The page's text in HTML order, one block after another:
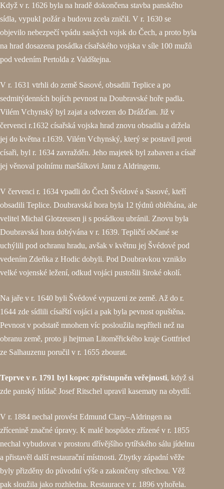
Když v r. 1626 byla na hradě dokončena stavba panského
sídla, vypukl požár a budovu zcela zničil. V r. 1630 se
objevilo nebezpečí vpádu saských vojsk do Čech, a proto byla
na hrad dosazena posádka císařského vojska v síle 100 mužů
pod vedením Pertolda z Valdštejna.
V r. 1631 vtrhli do země Sasové, obsadili Teplice a po
sedmitýdenních bojích pevnost na Doubravské hoře padla.
Vilém Vchynský byl zajat a odvezen do Drážďan. Již v
červenci r.1632 císařská vojska hrad znovu obsadila a držela
jej do května r.1639. Vilém Vchynský, který se postavil proti
císaři, byl r. 1634 zavražděn. Jeho majetek byl zabaven a císař
jej věnoval polnímu maršálkovi Janu z Aldringenu.
V červenci r. 1634 vpadli do Čech Švédové a Sasové, kteří
obsadili Teplice. Doubravská hora byla 12 týdnů obléhána, ale
velitel Michal Glotzeusen ji s posádkou ubránil. Znovu byla
Doubravská hora dobývána v r. 1639. Tepličtí občané se
uchýlili pod ochranu hradu, avšak v květnu jej Švédové pod
vedením Zdeňka z Hodic dobyli. Pod Doubravkou vzniklo
velké vojenské ležení, odkud vojáci pustošili široké okolí.
Na jaře v r. 1640 byli Švédové vypuzeni ze země. Až do r.
1644 zde sídlili císařští vojáci a pak byla pevnost opuštěna.
Pevnost v podstatě mnohem víc posloužila nepříteli než na
obranu země, proto ji hejtman Litoměřického kraje Gottfried
ze Salhauzenu poručil v r. 1655 zbourat.
Teprve v r. 1791 byl kopec zpřístupněn veřejnosti, když si
zde panský hlídač Josef Ritschel upravil kasematy na obydlí.
V r. 1884 nechal provést Edmund Clary–Aldringen na
zřícenině značné úpravy. K malé hospůdce zřízené v r. 1855
nechal vybudovat v prostoru dřívějšího rytířského sálu jídelnu
a přistavěl další restaurační místnosti. Zbytky západní věže
byly přizděny do původní výše a zakončeny střechou. Věž
pak sloužila jako rozhledna. Restaurace v r. 1896 vyhořela.